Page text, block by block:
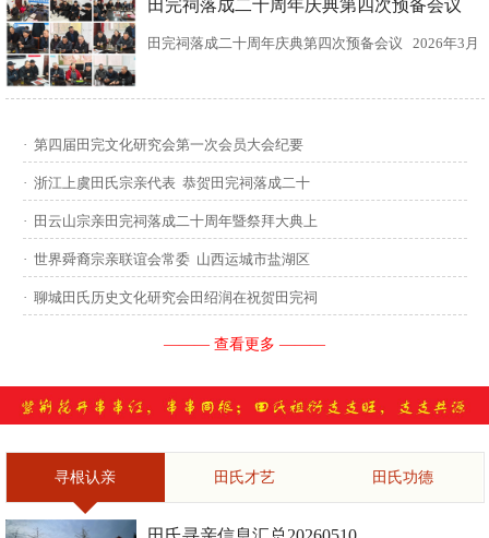
田完祠落成二十周年庆典第四次预备会议
田完祠落成二十周年庆典第四次预备会议 2026年3月
祖”第四次预备会议。 常务副会长田传灿宗亲主持会
议...
· 第四届田完文化研究会第一次会员大会纪要
· 浙江上虞田氏宗亲代表 恭贺田完祠落成二十
· 田云山宗亲田完祠落成二十周年暨祭拜大典上
· 世界舜裔宗亲联谊会常委 山西运城市盐湖区
· 聊城田氏历史文化研究会田绍润在祝贺田完祠
——— 查看更多 ———
寻根认亲 田氏才艺 田氏功德